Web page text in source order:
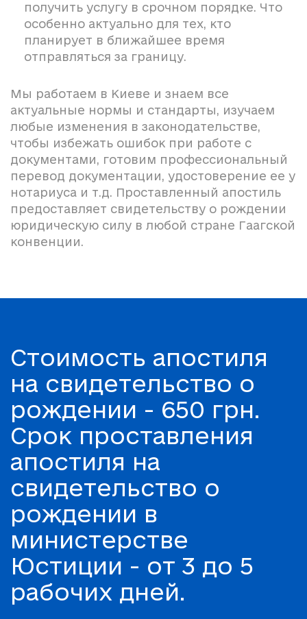
получить услугу в срочном порядке. Что
особенно актуально для тех, кто
планирует в ближайшее время
отправляться за границу.
Мы работаем в Киеве и знаем все
актуальные нормы и стандарты, изучаем
любые изменения в законодательстве,
чтобы избежать ошибок при работе с
документами, готовим профессиональный
перевод документации, удостоверение ее у
нотариуса и т.д. Проставленный апостиль
предоставляет свидетельству о рождении
юридическую силу в любой стране Гаагской
конвенции.
Стоимость апостиля
на свидетельство о
рождении - 650 грн.
Срок проставления
апостиля на
свидетельство о
рождении в
министерстве
Юстиции - от 3 до 5
рабочих дней.